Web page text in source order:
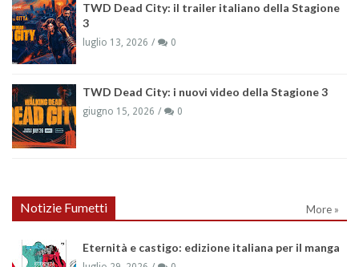
TWD Dead City: il trailer italiano della Stagione
3
luglio 13, 2026 0
TWD Dead City: i nuovi video della Stagione 3
giugno 15, 2026 0
Notizie Fumetti More »
Eternità e castigo: edizione italiana per il manga